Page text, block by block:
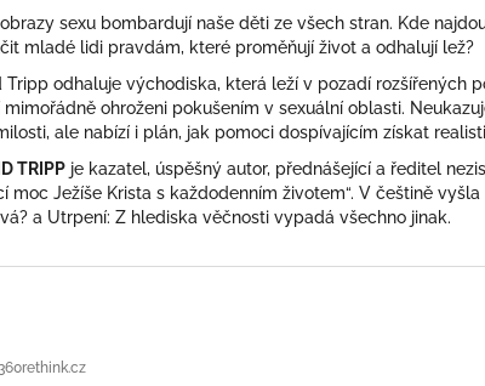
sexu bombardují naše děti ze všech stran. Kde
mladé lidi pravdám, které proměňují život a odhalují lež?
Tripp odhaluje východiska, která leží v pozadí rozšířených
ohroženi pokušením v sexuální oblasti.
ale nabízí i plán, jak pomoci dospívajícím získat
TRIPP je kazatel, úspěšný autor, přednášející a ředitel
moc Ježíše Krista s každodenním životem“. V češtině
a Utrpení: Z hlediska věčnosti vypadá všechno jinak.